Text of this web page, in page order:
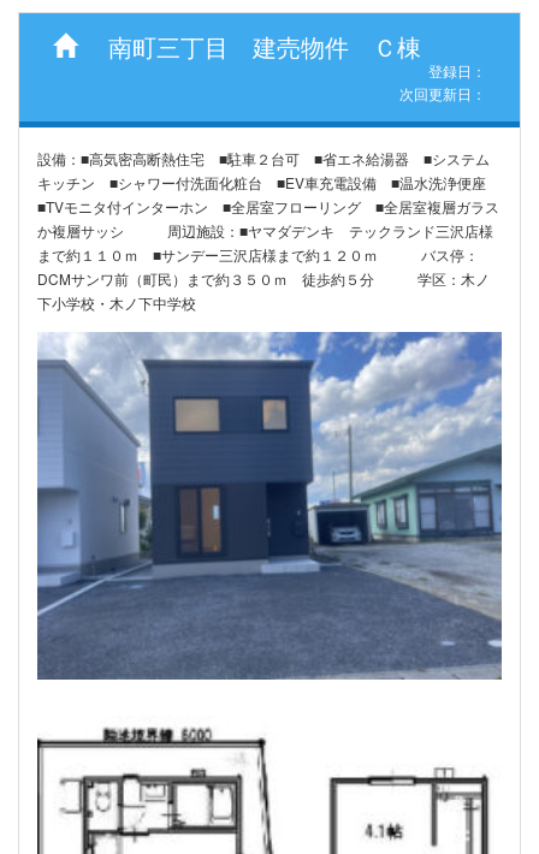
南町三丁目 建売物件 Ｃ棟
登録日：
次回更新日：
設備：■高気密高断熱住宅 ■駐車２台可 ■省エネ給湯器 ■システム
キッチン ■シャワー付洗面化粧台 ■EV車充電設備 ■温水洗浄便座
■TVモニタ付インターホン ■全居室フローリング ■全居室複層ガラス
か複層サッシ 周辺施設：■ヤマダデンキ テックランド三沢店様
まで約１１０ｍ ■サンデー三沢店様まで約１２０ｍ バス停：
DCMサンワ前（町民）まで約３５０ｍ 徒歩約５分 学区：木ノ
下小学校・木ノ下中学校